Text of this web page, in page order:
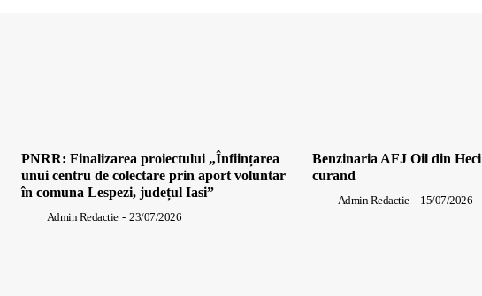
PNRR: Finalizarea proiectului „Înființarea
unui centru de colectare prin aport voluntar
în comuna Lespezi, județul Iasi”
Admin Redactie - 23/07/2026
Benzinaria AFJ Oil din Heci
curand
Admin Redactie - 15/07/2026